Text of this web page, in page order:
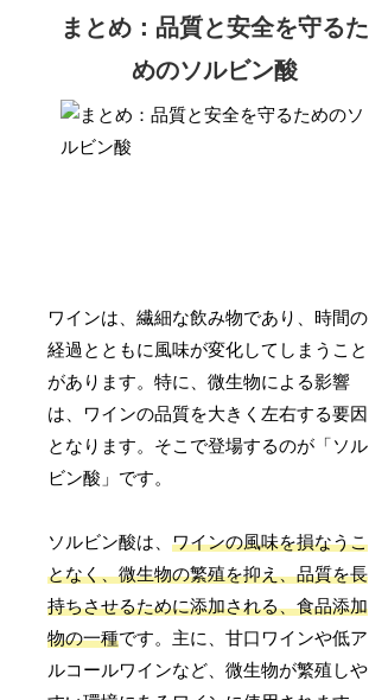
まとめ：品質と安全を守るた
めのソルビン酸
ワインは、繊細な飲み物であり、時間の
経過とともに風味が変化してしまうこと
があります。特に、微生物による影響
は、ワインの品質を大きく左右する要因
となります。そこで登場するのが「ソル
ビン酸」です。
ソルビン酸は、ワインの風味を損なうこ
となく、微生物の繁殖を抑え、品質を長
持ちさせるために添加される、食品添加
物の一種です。主に、甘口ワインや低ア
ルコールワインなど、微生物が繁殖しや